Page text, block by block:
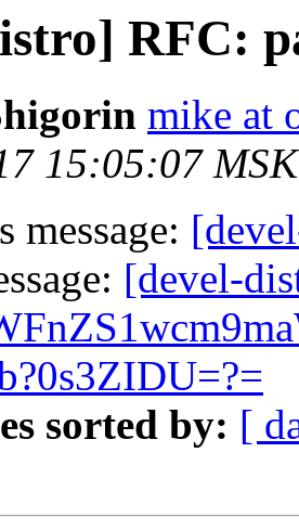
RFC:
mike at
15:05:07
message:
[devel-
sorted by: [